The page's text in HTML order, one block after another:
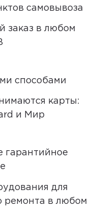
самовывоза
заказ в любом
способами
карты:
и Мир
гарантийное
для
ремонта в любом